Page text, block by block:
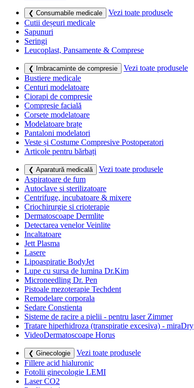
❮ Consumabile medicale
Vezi toate produsele
Cutii deșeuri medicale
Sapunuri
Seringi
Leucoplast, Pansamente & Comprese
❮ Imbracaminte de compresie
Vezi toate produsele
Bustiere medicale
Centuri modelatoare
Ciorapi de compresie
Compresie facială
Corsete modelatoare
Modelatoare brațe
Pantaloni modelatori
Veste și Costume Compresive Postoperatori
Articole pentru bărbați
❮ Aparatură medicală
Vezi toate produsele
Aspiratoare de fum
Autoclave si sterilizatoare
Centrifuge, incubatoare & mixere
Criochirurgie si crioterapie
Dermatoscoape Dermlite
Detectarea venelor Veinlite
Incaltatoare
Jett Plasma
Lasere
Lipoaspiratie BodyJet
Lupe cu sursa de lumina Dr.Kim
Microneedling Dr. Pen
Pistoale mezoterapie Techdent
Remodelare corporala
Sedare Constienta
Sisteme de racire a pielii - pentru laser Zimmer
Tratare hiperhidroza (transpiratie excesiva) - miraDry
VideoDermatoscoape Horus
❮ Ginecologie
Vezi toate produsele
Fillere acid hialuronic
Fotolii ginecologie LEMI
Laser CO2